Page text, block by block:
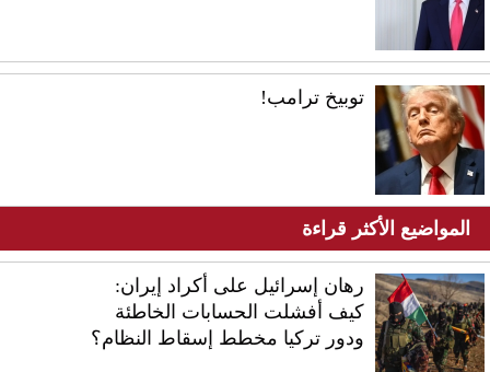
توبيخ ترامب!
المواضيع الأكثر قراءة
رهان إسرائيل على أكراد إيران:
كيف أفشلت الحسابات الخاطئة
ودور تركيا مخطط إسقاط النظام؟